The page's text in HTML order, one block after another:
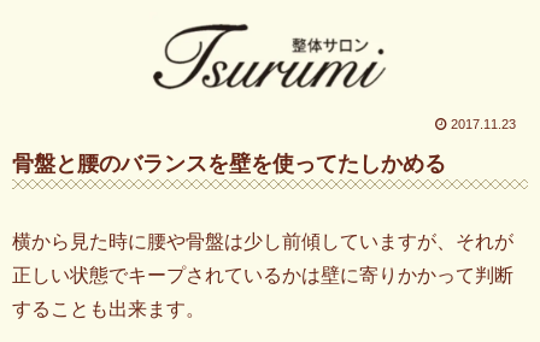
2017.11.23
骨盤と腰のバランスを壁を使ってたしかめる
横から見た時に腰や骨盤は少し前傾していますが、それが
正しい状態でキープされているかは壁に寄りかかって判断
することも出来ます。